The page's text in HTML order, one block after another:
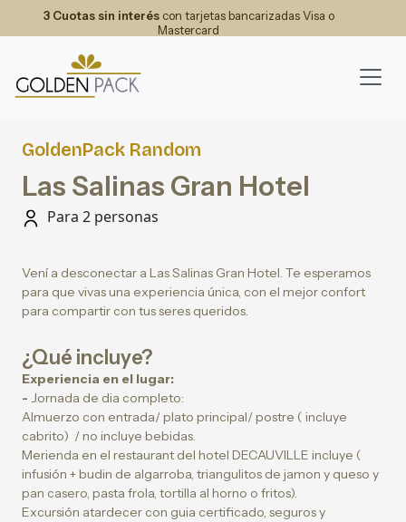
3 Cuotas sin interéscon tarjetas bancarizadas Visa o
Mastercard
GoldenPack Random
Las Salinas Gran Hotel
Para 2 personas
Vení a desconectar a Las Salinas Gran Hotel. Te esperamos
para que vivas una experiencia única, con el mejor confort
para compartir con tus seres queridos.
¿Qué incluye?
Experiencia en el lugar:
- Jornada de dia completo:
Almuerzo con entrada/ plato principal/ postre ( incluye
cabrito) / no incluye bebidas.
⁠Merienda en el restaurant del hotel DECAUVILLE incluye (
infusión + budin de algarroba, triangulitos de jamon y queso y
pan casero, pasta frola, tortilla al horno o fritos).
⁠Excursión atardecer con guia certificado, seguros y